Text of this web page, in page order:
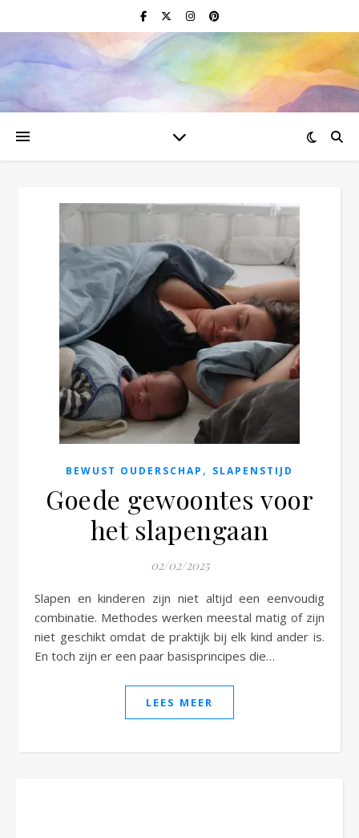
BEWUST OUDERSCHAP , SLAPENSTIJD
Goede gewoontes voor
het slapengaan
02/02/2025
Slapen en kinderen zijn niet altijd een eenvoudig
combinatie. Methodes werken meestal matig of zijn
niet geschikt omdat de praktijk bij elk kind ander is.
En toch zijn er een paar basisprincipes die…
LEES MEER